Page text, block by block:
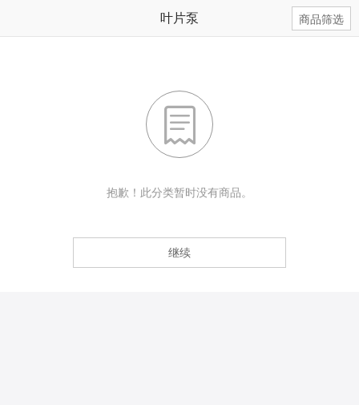
商品筛选
叶片泵

抱歉！此分类暂时没有商品。
继续